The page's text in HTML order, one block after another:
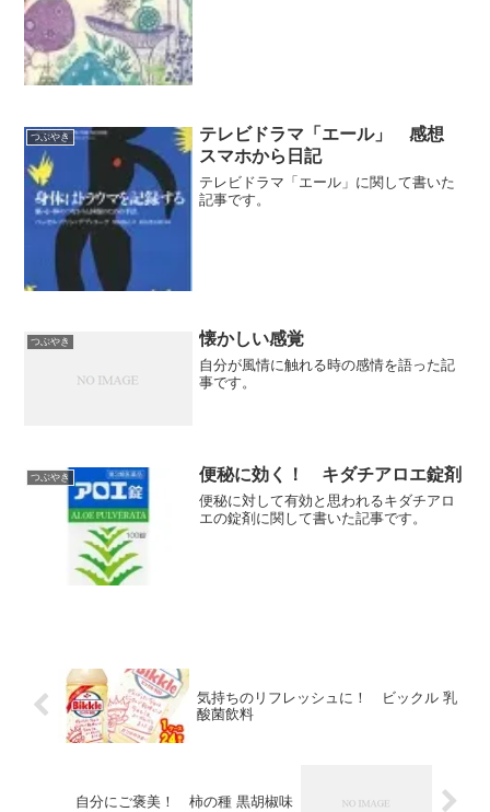
つぶやき
テレビドラマ「エール」 感想
スマホから日記
テレビドラマ「エール」に関して書いた
記事です。
つぶやき 懐かしい感覚
自分が風情に触れる時の感情を語った記
事です。
つぶやき 便秘に効く！ キダチアロエ錠剤
便秘に対して有効と思われるキダチアロ
エの錠剤に関して書いた記事です。
気持ちのリフレッシュに！ ビックル 乳
酸菌飲料
自分にご褒美！ 柿の種 黒胡椒味